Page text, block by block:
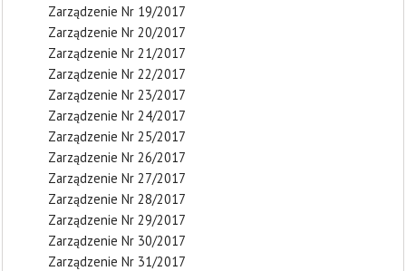
Zarządzenie Nr 19/2017
Zarządzenie Nr 20/2017
Zarządzenie Nr 21/2017
Zarządzenie Nr 22/2017
Zarządzenie Nr 23/2017
Zarządzenie Nr 24/2017
Zarządzenie Nr 25/2017
Zarządzenie Nr 26/2017
Zarządzenie Nr 27/2017
Zarządzenie Nr 28/2017
Zarządzenie Nr 29/2017
Zarządzenie Nr 30/2017
Zarządzenie Nr 31/2017